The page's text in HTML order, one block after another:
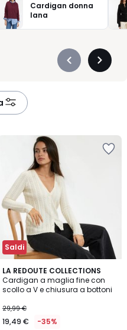
Cardigan donna
lana
Précédent
Saldi
LA REDOUTE COLLECTIONS
Cardigan a maglia fine con
scollo a V e chiusura a bottoni
29,99 €
19,49 € -35%
4,3
/ 5
2
Colori